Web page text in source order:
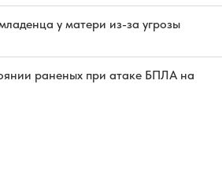
у матери из-за угрозы
раненых при атаке БПЛА на